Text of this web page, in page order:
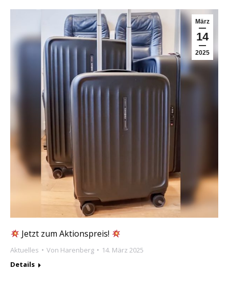
März
14
2025
Jetzt zum Aktionspreis!
Aktuelles Von Harenberg
14. März 2025
Details